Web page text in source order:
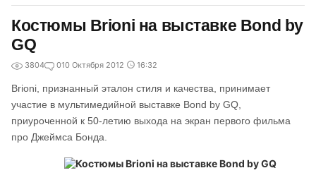
Костюмы Brioni на выставке Bond by
GQ
3804 010 Октября 2012 16:32
Brioni, признанный эталон стиля и качества, принимает
участие в мультимедийной выставке Bond by GQ,
приуроченной к 50-летию выхода на экран первого фильма
про Джеймса Бонда.